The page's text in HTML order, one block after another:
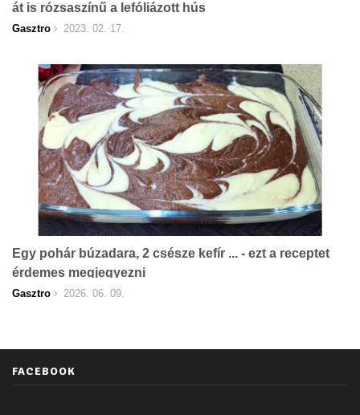
át is rózsaszínű a lefóliázott hús
Gasztro 2023. 02. 17.
Egy pohár búzadara, 2 csésze kefír ... - ezt a receptet
érdemes megjegyezni
Gasztro 2026. 06. 09.
FACEBOOK